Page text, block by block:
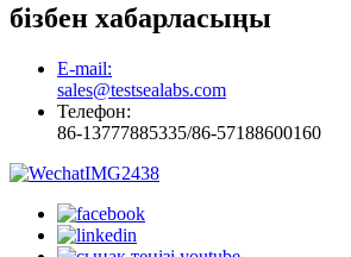
бізбен хабарласыңы
E-mail:
sales@testsealabs.com
Телефон:
86-13777885335/86-57188600160